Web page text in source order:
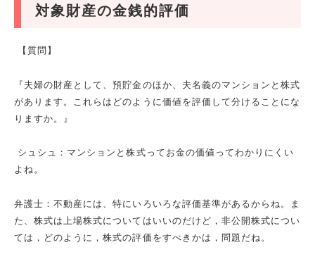
対象財産の金銭的評価
【質問】
『夫婦の財産として、預貯金のほか、夫名義のマンションと株式
があります。これらはどのように価値を評価して分けることにな
りますか。』
シュシュ：マンションと株式ってお金の価値ってわかりにくい
よね。
弁護士：不動産には、特にいろいろな評価基準があるからね。ま
た、株式は上場株式についてはいいのだけど，非公開株式につい
ては，どのように，株式の評価をすべきかは，問題だね。